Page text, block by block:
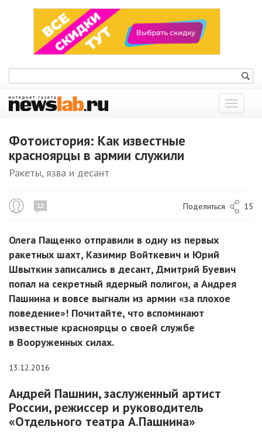
Показать
меню
Фотоистория: Как известные
красноярцы в армии служили
Ракеты, язва и десант
12 Поделиться 15
Олега Пащенко отправили в одну из первых
ракетных шахт, Казимир Войткевич и Юрий
Швыткин записались в десант, Дмитрий Буевич
попал на секретный ядерный полигон, а Андрея
Пашнина и вовсе выгнали из армии «за плохое
поведение»! Почитайте, что вспоминают
известные красноярцы о своей службе
в Вооруженных силах.
13.12.2016
Андрей Пашнин, заслуженный артист
России, режиссер и руководитель
«Отдельного театра А.Пашнина»